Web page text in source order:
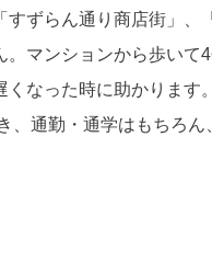
ずらん通り商店街」、
マンションから歩いて
なった時に助かります
、通勤・通学はもちろん